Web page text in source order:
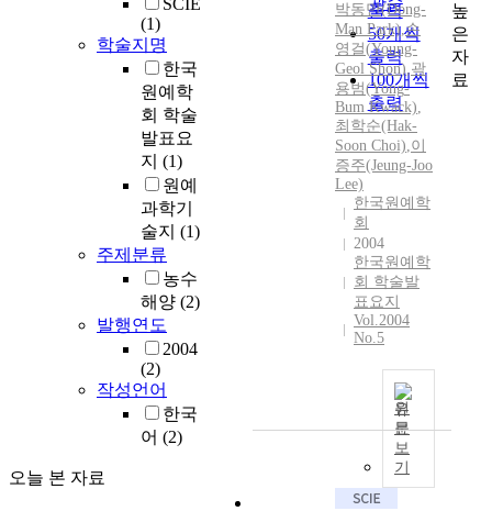
SCIE
(1)
학술지명
한국
원예학
회 학술
발표요
지 (1)
원예
과학기
술지 (1)
주제분류
농수
해양 (2)
발행연도
2004
(2)
작성언어
한국
어 (2)
오늘 본 자료
출력
50개씩
출력
100개씩
출력
박동만(Dong-
Man Park),손
영걸(Young-
Geol Shon),곽
용범(Yong-
Bum Kwack),
최학순(Hak-
Soon Choi),이
증주(Jeung-Joo
Lee)
한국원예학
회
2004
한국원예학
회 학술발
표요지
Vol.2004
No.5
원
문
보
기
높
은
자
료